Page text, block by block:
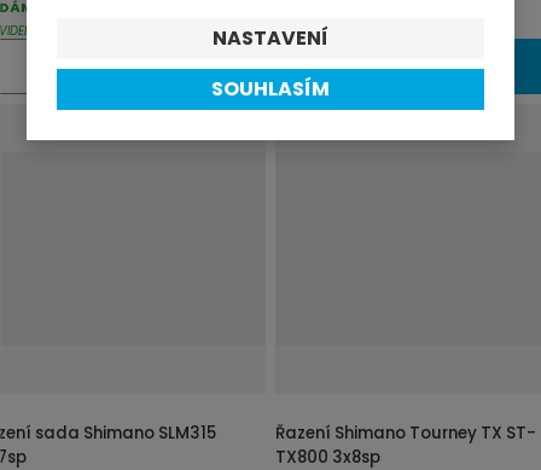
NASTAVENÍ
SOUHLASÍM
KOUPIT
DO 2-3 PRAC. DNŮ
AKTUALIZOVANÉ
m
KOUPIT
PRAVIDELNĚ AKTUALIZOVANÉ
sada Shimano SLM315
Řazení Shimano Tourney TX ST-
TX800 3x8sp